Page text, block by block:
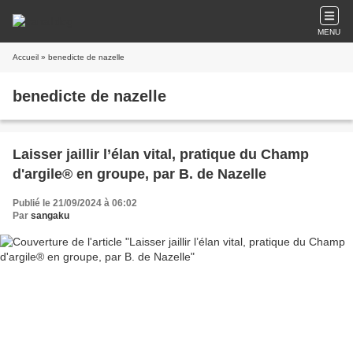
MENU
Accueil » benedicte de nazelle
benedicte de nazelle
Laisser jaillir l’élan vital, pratique du Champ
d'argile® en groupe, par B. de Nazelle
Publié le 21/09/2024 à 06:02
Par sangaku